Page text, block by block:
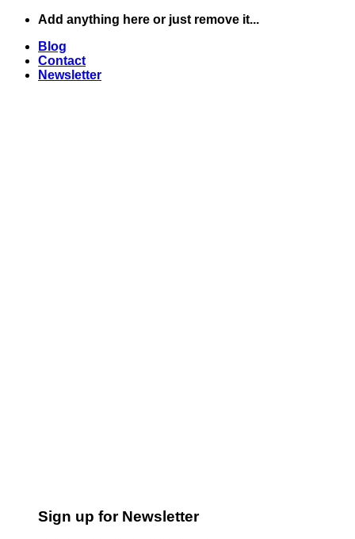
Skip
content
Add anything here or just remove it...
Blog
Contact
Newsletter
Sign up for Newsletter